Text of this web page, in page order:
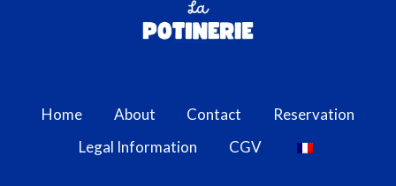
Home About Contact
Reservation
Legal Information
CGV